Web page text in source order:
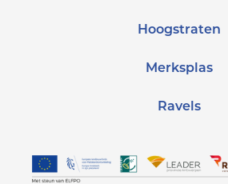
Hoogstraten
Merksplas
Ravels